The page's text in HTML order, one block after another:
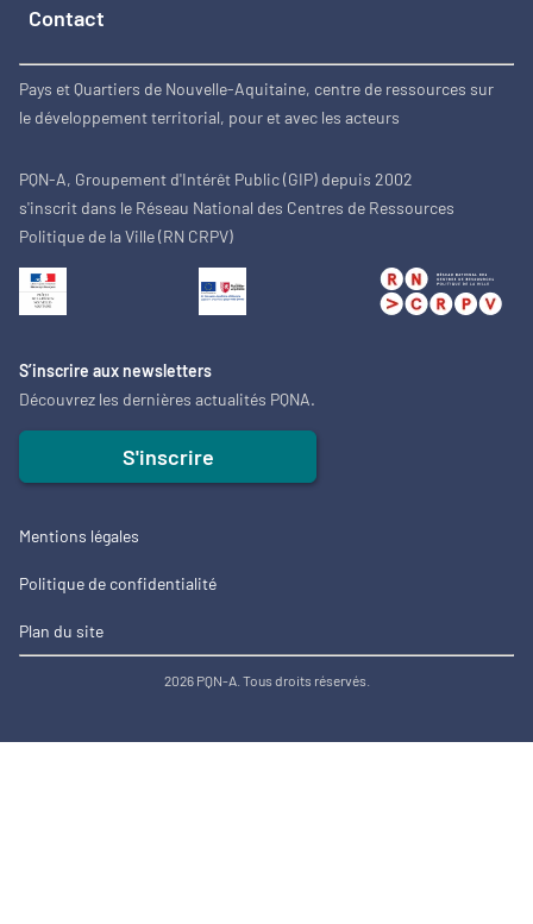
Contact
Pays et Quartiers de Nouvelle-Aquitaine, centre de ressources sur
le développement territorial, pour et avec les acteurs
PQN-A, Groupement d'Intérêt Public (GIP) depuis 2002
s'inscrit dans le Réseau National des Centres de Ressources
Politique de la Ville (RN CRPV)
S’inscrire aux newsletters
Découvrez les dernières actualités PQNA.
S'inscrire
Mentions légales
Politique de confidentialité
Plan du site
2026 PQN-A. Tous droits réservés.